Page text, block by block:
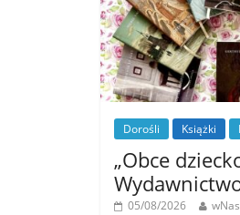
Dorośli Książki
„Obce
05/08/2026